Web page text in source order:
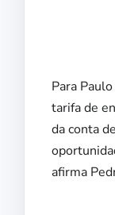
Para
tarifa de
da conta
afirma